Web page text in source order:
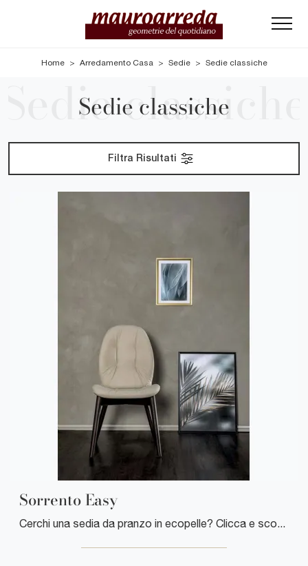
Home > Arredamento Casa > Sedie > Sedie classiche
Sedie classiche
Filtra Risultati
Sorrento Easy
Cerchi una sedia da pranzo in ecopelle? Clicca e scopri il modello Sorrento Easy di Tonin Casa per ultimare i tuoi locali ottimamente.